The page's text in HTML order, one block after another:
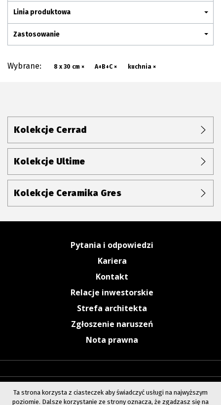
Linia produktowa
Zastosowanie
Wybrane: 8 x 30 cm × A+B+C × kuchnia ×
Kolekcje Cerrad
Kolekcje Ultime
Kolekcje Ceramika Gres
Pytania i odpowiedzi
Kariera
Kontakt
Relacje inwestorskie
Strefa architekta
Zgłoszenie naruszeń
Nota prawna
Ta strona korzysta z ciasteczek aby świadczyć usługi na najwyższym
poziomie. Dalsze korzystanie ze strony oznacza, że zgadzasz się na